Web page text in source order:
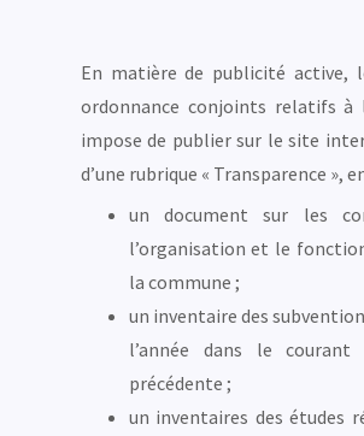
En matière de publicité active,
ordonnance conjoints relatifs à
impose de publier sur le site
d’une rubrique « Transparence »,
un document sur les
l’organisation et le
la commune ;
un inventaire des
l’année dans le courant
précédente ;
un inventaires des études